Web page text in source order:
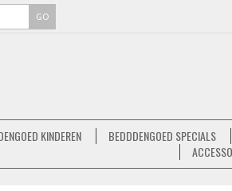
GO
KINDEREN BEDDDENGOED SPECIALS